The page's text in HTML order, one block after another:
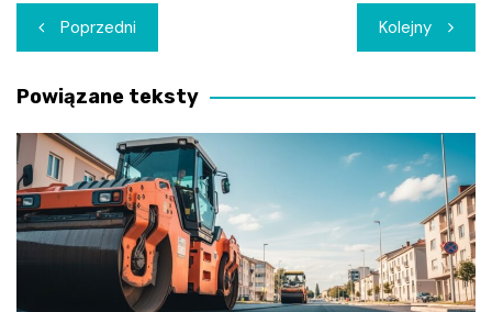
Nawigacja
wpisu
Poprzedni Kolejny
Powiązane teksty